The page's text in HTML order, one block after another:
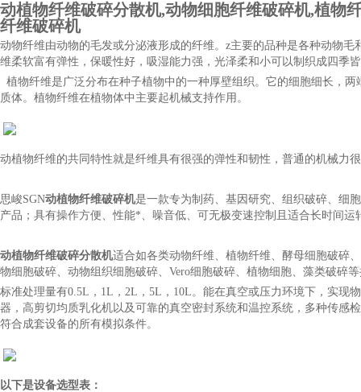
动植物纤维破碎分散机,动物细胞纤维破碎机,植物
纤维破碎机
动物纤维由动物的毛发或分泌液形成的纤维。z主要的品种是各种动物
维柔软富有弹性，保暖性好，吸湿能力强，光泽柔和小可以制织成四季
植物纤维是广泛分布在种子植物中的一种厚壁组织。它的细胞细长，
质体。植物纤维在植物体中主要起机械支持作用。
动植物纤维的共同特性就是纤维具有很强的弹性和韧性，普通的机械力
思峻SGN动植物纤维破碎机是一款专为制药、基因研究、组织破碎、细
产品；具有操作方便、性能*、噪音低、可无极变速控制且适合长时间
动植物纤维破碎分散机适合如各类动物纤维、植物纤维、酵母细胞破碎
物细胞破碎、动物组织细胞破碎、Vero细胞破碎、植物细胞、藻类破碎
标准处理量有0.5L，1L，2L，5L，10L。能在真空或压力环境下，实现
器，高剪切均质乳化机以及可靠的真空密封系统和温控系统，多种传感
符合成套设备的所有模拟条件。
以下是设备选型表：